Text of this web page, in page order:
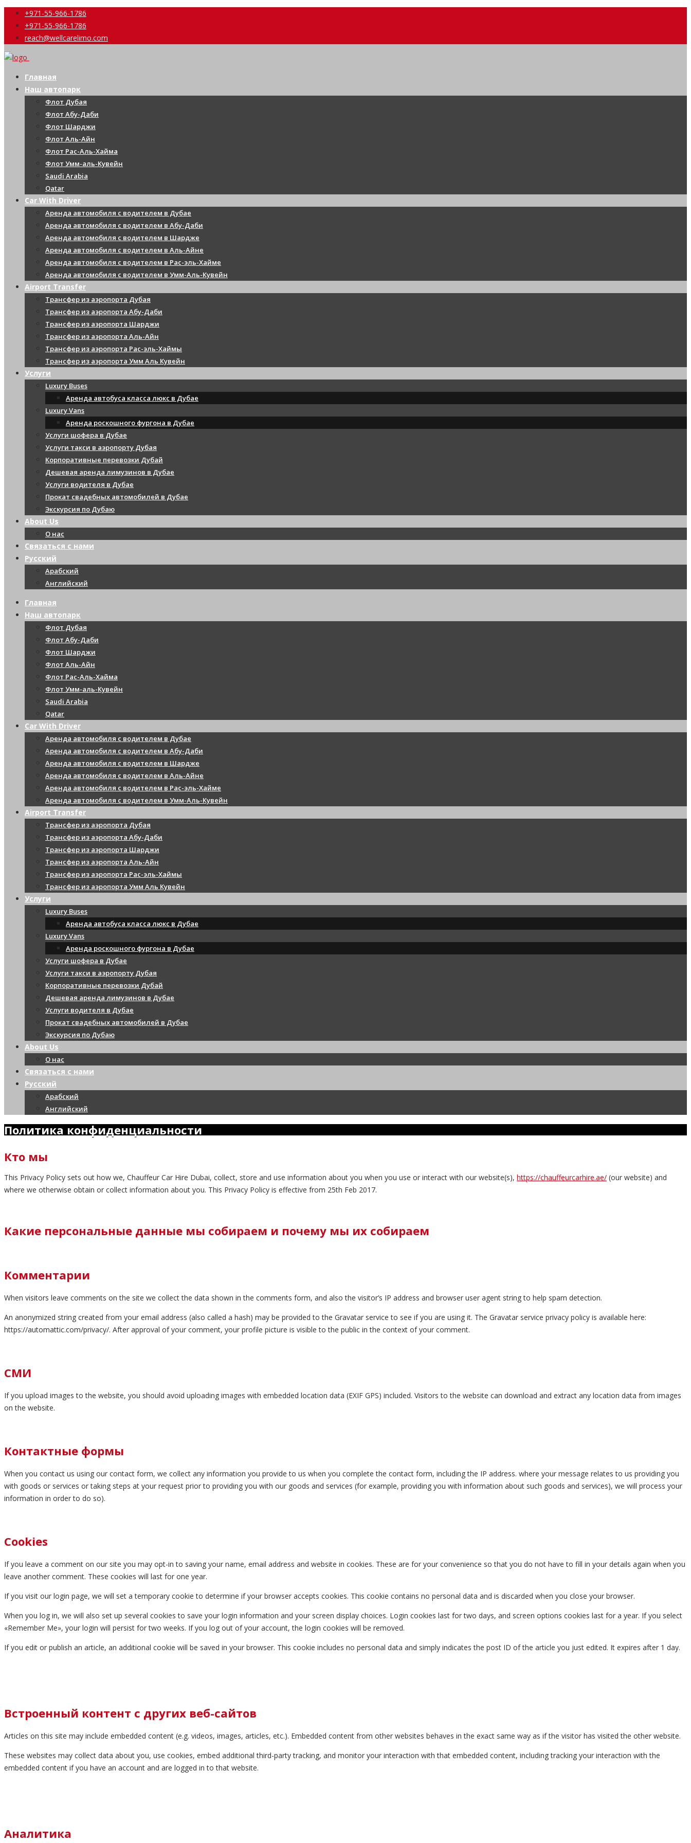
+971-55-966-1786
+971-55-966-1786
reach@wellcarelimo.com
Главная
Наш автопарк
Флот Дубая
Флот Абу-Даби
Флот Шарджи
Флот Аль-Айн
Флот Рас-Аль-Хайма
Флот Умм-аль-Кувейн
Saudi Arabia
Qatar
Car With Driver
Аренда автомобиля с водителем в Дубае
Аренда автомобиля с водителем в Абу-Даби
Аренда автомобиля с водителем в Шардже
Аренда автомобиля с водителем в Аль-Айне
Аренда автомобиля с водителем в Рас-эль-Хайме
Аренда автомобиля с водителем в Умм-Аль-Кувейн
Airport Transfer
Трансфер из аэропорта Дубая
Трансфер из аэропорта Абу-Даби
Трансфер из аэропорта Шарджи
Трансфер из аэропорта Аль-Айн
Трансфер из аэропорта Рас-эль-Хаймы
Трансфер из аэропорта Умм Аль Кувейн
Услуги
Luxury Buses
Аренда автобуса класса люкс в Дубае
Luxury Vans
Аренда роскошного фургона в Дубае
Услуги шофера в Дубае
Услуги такси в аэропорту Дубая
Корпоративные перевозки Дубай
Дешевая аренда лимузинов в Дубае
Услуги водителя в Дубае
Прокат свадебных автомобилей в Дубае
Экскурсия по Дубаю
About Us
О нас
Связаться с нами
Русский
Арабский
Английский
Главная
Наш автопарк
Флот Дубая
Флот Абу-Даби
Флот Шарджи
Флот Аль-Айн
Флот Рас-Аль-Хайма
Флот Умм-аль-Кувейн
Saudi Arabia
Qatar
Car With Driver
Аренда автомобиля с водителем в Дубае
Аренда автомобиля с водителем в Абу-Даби
Аренда автомобиля с водителем в Шардже
Аренда автомобиля с водителем в Аль-Айне
Аренда автомобиля с водителем в Рас-эль-Хайме
Аренда автомобиля с водителем в Умм-Аль-Кувейн
Airport Transfer
Трансфер из аэропорта Дубая
Трансфер из аэропорта Абу-Даби
Трансфер из аэропорта Шарджи
Трансфер из аэропорта Аль-Айн
Трансфер из аэропорта Рас-эль-Хаймы
Трансфер из аэропорта Умм Аль Кувейн
Услуги
Luxury Buses
Аренда автобуса класса люкс в Дубае
Luxury Vans
Аренда роскошного фургона в Дубае
Услуги шофера в Дубае
Услуги такси в аэропорту Дубая
Корпоративные перевозки Дубай
Дешевая аренда лимузинов в Дубае
Услуги водителя в Дубае
Прокат свадебных автомобилей в Дубае
Экскурсия по Дубаю
About Us
О нас
Связаться с нами
Русский
Арабский
Английский
Политика конфиденциальности
Кто мы
This Privacy Policy sets out how we, Chauffeur Car Hire Dubai, collect, store and use information about you when you use or interact with our website(s), https://chauffeurcarhire.ae/ (our website) and
where we otherwise obtain or collect information about you. This Privacy Policy is effective from 25th Feb 2017.
Какие персональные данные мы собираем и почему мы их собираем
Комментарии
When visitors leave comments on the site we collect the data shown in the comments form, and also the visitor’s IP address and browser user agent string to help spam detection.
An anonymized string created from your email address (also called a hash) may be provided to the Gravatar service to see if you are using it. The Gravatar service privacy policy is available here:
https://automattic.com/privacy/. After approval of your comment, your profile picture is visible to the public in the context of your comment.
СМИ
If you upload images to the website, you should avoid uploading images with embedded location data (EXIF GPS) included. Visitors to the website can download and extract any location data from images
on the website.
Контактные формы
When you contact us using our contact form, we collect any information you provide to us when you complete the contact form, including the IP address. where your message relates to us providing you
with goods or services or taking steps at your request prior to providing you with our goods and services (for example, providing you with information about such goods and services), we will process your
information in order to do so).
Cookies
If you leave a comment on our site you may opt-in to saving your name, email address and website in cookies. These are for your convenience so that you do not have to fill in your details again when you
leave another comment. These cookies will last for one year.
If you visit our login page, we will set a temporary cookie to determine if your browser accepts cookies. This cookie contains no personal data and is discarded when you close your browser.
When you log in, we will also set up several cookies to save your login information and your screen display choices. Login cookies last for two days, and screen options cookies last for a year. If you select
«Remember Me», your login will persist for two weeks. If you log out of your account, the login cookies will be removed.
If you edit or publish an article, an additional cookie will be saved in your browser. This cookie includes no personal data and simply indicates the post ID of the article you just edited. It expires after 1 day.
Встроенный контент с других веб-сайтов
Articles on this site may include embedded content (e.g. videos, images, articles, etc.). Embedded content from other websites behaves in the exact same way as if the visitor has visited the other website.
These websites may collect data about you, use cookies, embed additional third-party tracking, and monitor your interaction with that embedded content, including tracking your interaction with the
embedded content if you have an account and are logged in to that website.
Аналитика